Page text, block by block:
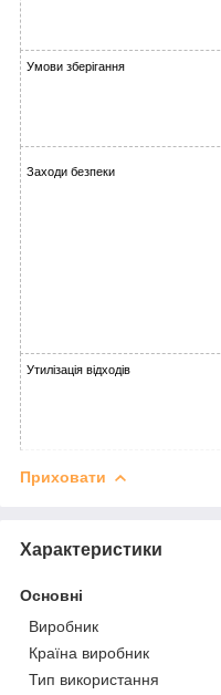
Умови зберігання
Заходи безпеки
Утилізація відходів
Приховати
Характеристики
Основні
Виробник
Країна виробник
Тип використання